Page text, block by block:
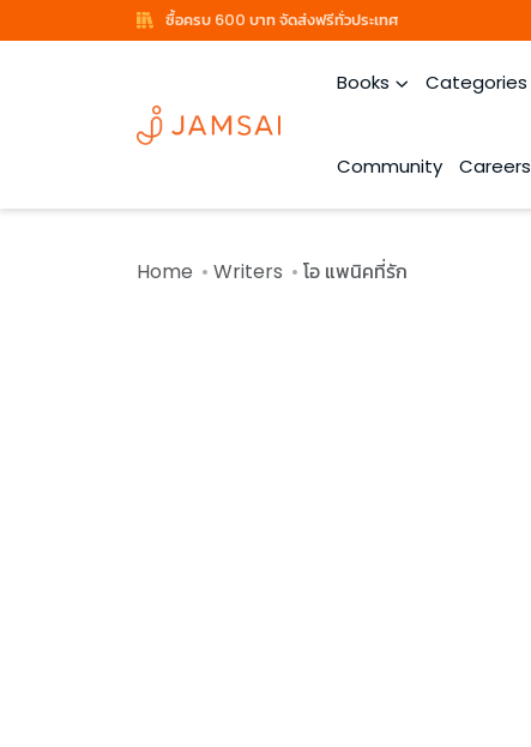
ซื้อครบ 600 บาท จัดส่งฟรีทั่วประเทศ
Books Categories
Community Careers
Home Writers โอ แพนิคที่รัก